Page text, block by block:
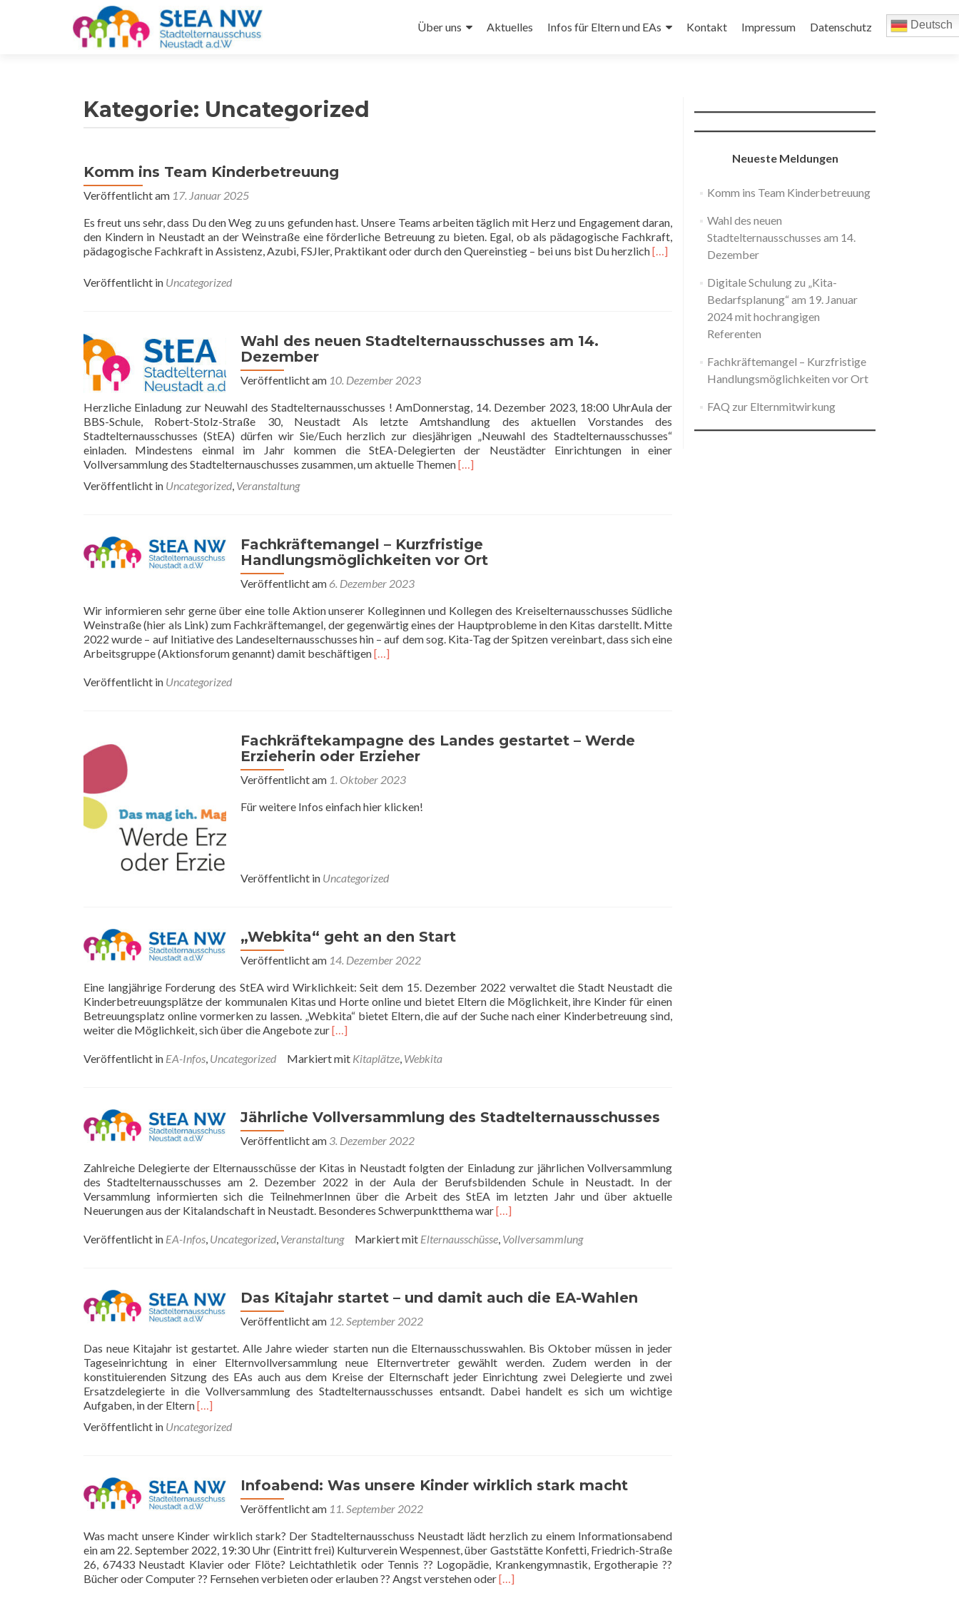
Inhalt
Über uns Aktuelles Infos für Eltern und EAs Kontakt Impressum Datenschutz Deutsch
Kategorie: Uncategorized
Komm ins Team Kinderbetreuung
Veröffentlicht am 17. Januar 2025
Es freut uns sehr, dass Du den Weg zu uns gefunden hast. Unsere Teams arbeiten täglich mit Herz und Engagement daran,
den Kindern in Neustadt an der Weinstraße eine förderliche Betreuung zu bieten. Egal, ob als pädagogische Fachkraft,
pädagogische Fachkraft in Assistenz, Azubi, FSJler, Praktikant oder durch den Quereinstieg – bei uns bist Du herzlichRead
Kinderbetreuung
[…]
Veröffentlicht in Uncategorized
Wahl des neuen Stadtelternausschusses am 14.
Dezember
Veröffentlicht am 10. Dezember 2023
Herzliche Einladung zur Neuwahl des Stadtelternausschusses ! AmDonnerstag, 14. Dezember 2023, 18:00 UhrAula der
BBS-Schule, Robert-Stolz-Straße 30, Neustadt Als letzte Amtshandlung des aktuellen Vorstandes des
Stadtelternausschusses (StEA) dürfen wir Sie/Euch herzlich zur diesjährigen „Neuwahl des Stadtelternausschusses“
einladen. Mindestens einmal im Jahr kommen die StEA-Delegierten der Neustädter Einrichtungen in einer
Vollversammlung des Stadtelternauschusses zusammen, um aktuelle ThemenRead
neuen
Stadtelternausschusses
am
[…]
Veröffentlicht in Uncategorized, Veranstaltung
Fachkräftemangel – Kurzfristige
Handlungsmöglichkeiten vor Ort
Veröffentlicht am 6. Dezember 2023
Wir informieren sehr gerne über eine tolle Aktion unserer Kolleginnen und Kollegen des Kreiselternausschusses Südliche
Weinstraße (hier als Link) zum Fachkräftemangel, der gegenwärtig eines der Hauptprobleme in den Kitas darstellt. Mitte
2022 wurde – auf Initiative des Landeselternausschusses hin – auf dem sog. Kita-Tag der Spitzen vereinbart, dass sich eine
Arbeitsgruppe (Aktionsforum genannt) damit beschäftigenRead
Handlungsmöglichkeiten
vor
[…]
Veröffentlicht in Uncategorized
Fachkräftekampagne des Landes gestartet – Werde
Erzieherin oder Erzieher
Veröffentlicht am 1. Oktober 2023
Für weitere Infos einfach hier klicken!
Veröffentlicht in Uncategorized
„Webkita“ geht an den Start
Veröffentlicht am 14. Dezember 2022
Eine langjährige Forderung des StEA wird Wirklichkeit: Seit dem 15. Dezember 2022 verwaltet die Stadt Neustadt die
Kinderbetreuungsplätze der kommunalen Kitas und Horte online und bietet Eltern die Möglichkeit, ihre Kinder für einen
Betreuungsplatz online vormerken zu lassen. „Webkita“ bietet Eltern, die auf der Suche nach einer Kinderbetreuung sind,
weiter die Möglichkeit, sich über die Angebote zurRead
about
den
[…]
Veröffentlicht in EA-Infos, Uncategorized Markiert mit Kitaplätze, Webkita
Jährliche Vollversammlung des Stadtelternausschusses
Veröffentlicht am 3. Dezember 2022
Zahlreiche Delegierte der Elternausschüsse der Kitas in Neustadt folgten der Einladung zur jährlichen Vollversammlung
des Stadtelternausschusses am 2. Dezember 2022 in der Aula der Berufsbildenden Schule in Neustadt. In der
Versammlung informierten sich die TeilnehmerInnen über die Arbeit des StEA im letzten Jahr und über aktuelle
Neuerungen aus der Kitalandschaft in Neustadt. Besonderes Schwerpunktthema warRead
about
Stadtelternausschusses
[…]
Veröffentlicht in EA-Infos, Uncategorized, Veranstaltung Markiert mit Elternausschüsse, Vollversammlung
Das Kitajahr startet – und damit auch die EA-Wahlen
Veröffentlicht am 12. September 2022
Das neue Kitajahr ist gestartet. Alle Jahre wieder starten nun die Elternausschusswahlen. Bis Oktober müssen in jeder
Tageseinrichtung in einer Elternvollversammlung neue Elternvertreter gewählt werden. Zudem werden in der
konstituierenden Sitzung des EAs auch aus dem Kreise der Elternschaft jeder Einrichtung zwei Delegierte und zwei
Ersatzdelegierte in die Vollversammlung des Stadtelternausschusses entsandt. Dabei handelt es sich um wichtige
Aufgaben, in der ElternRead
about
–
und
auch
die
EA-
Wahlen
[…]
Veröffentlicht in Uncategorized
Infoabend: Was unsere Kinder wirklich stark macht
Veröffentlicht am 11. September 2022
Was macht unsere Kinder wirklich stark? Der Stadtelternausschuss Neustadt lädt herzlich zu einem Informationsabend
ein am 22. September 2022, 19:30 Uhr (Eintritt frei) Kulturverein Wespennest, über Gaststätte Konfetti, Friedrich-Straße
26, 67433 Neustadt Klavier oder Flöte? Leichtathletik oder Tennis ?? Logopädie, Krankengymnastik, Ergotherapie ??
Bücher oder Computer ?? Fernsehen verbieten oder erlauben ?? Angst verstehen oderRead
[…]
Beitragsnavigation
Neueste Meldungen
Komm ins Team Kinderbetreuung
Wahl des neuen
Stadtelternausschusses am 14.
Dezember
Digitale Schulung zu „Kita-
Bedarfsplanung“ am 19. Januar
2024 mit hochrangigen
Referenten
Fachkräftemangel – Kurzfristige
Handlungsmöglichkeiten vor Ort
FAQ zur Elternmitwirkung